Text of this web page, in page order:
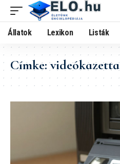
Állatok Lexikon Listák
Címke:videókazetta